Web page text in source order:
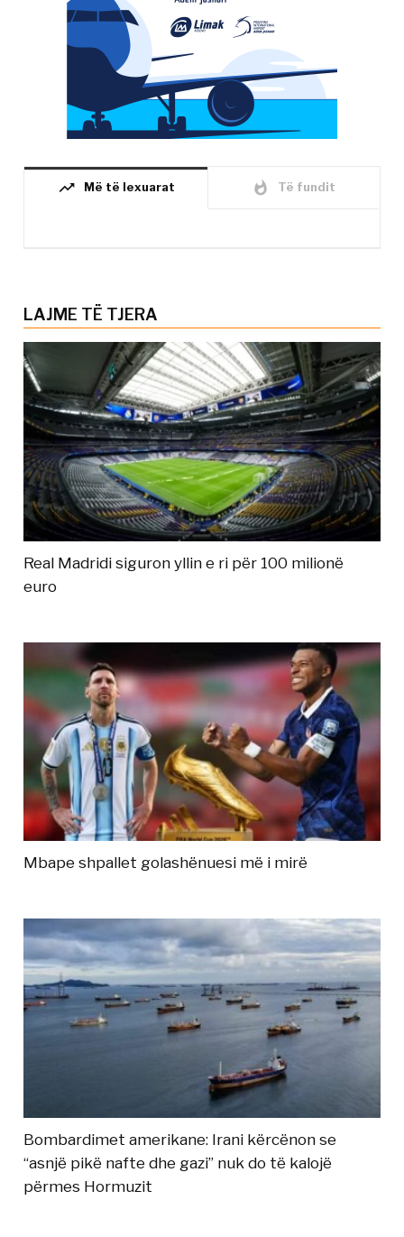
trending_up Më të lexuarat whatshot Të fundit
LAJME TË TJERA
Real Madridi siguron yllin e ri për 100 milionë
euro
Mbape shpallet golashënuesi më i mirë
Bombardimet amerikane: Irani kërcënon se
“asnjë pikë nafte dhe gazi” nuk do të kalojë
përmes Hormuzit